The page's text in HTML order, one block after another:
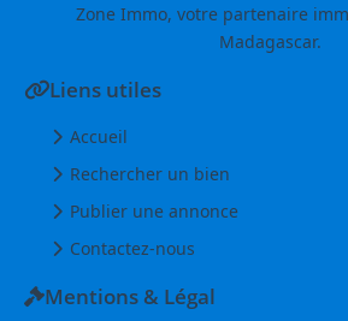
Zone Immo, votre partenaire
Madagascar.
Liens utiles
Accueil
Rechercher un bien
Publier une annonce
Contactez-nous
Mentions & Légal